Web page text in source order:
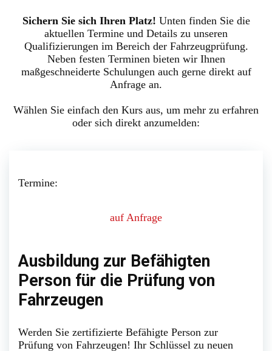
Sichern Sie sich Ihren Platz! Unten finden Sie die
aktuellen Termine und Details zu unseren
Qualifizierungen im Bereich der Fahrzeugprüfung.
Neben festen Terminen bieten wir Ihnen
maßgeschneiderte Schulungen auch gerne direkt auf
Anfrage an.
Wählen Sie einfach den Kurs aus, um mehr zu erfahren
oder sich direkt anzumelden:
Termine:
auf Anfrage
Ausbildung zur Befähigten
Person für die Prüfung von
Fahrzeugen
Werden Sie zertifizierte Befähigte Person zur
Prüfung von Fahrzeugen! Ihr Schlüssel zu neuen